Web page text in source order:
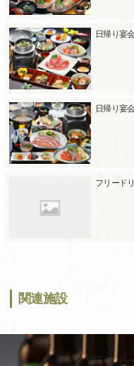
日帰り宴
日帰り宴
フリード
関連施設